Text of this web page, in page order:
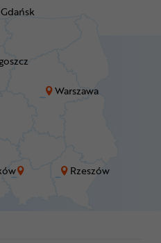
Gdańsk
Rzeszów
Warszawa